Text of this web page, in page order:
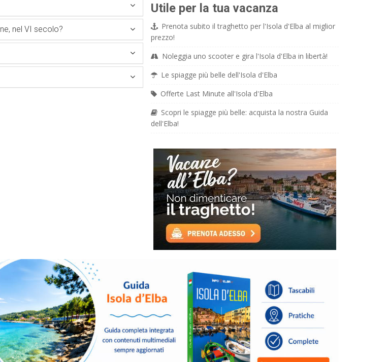
nel VI secolo?
Utile per la tua vacanza
Prenota subito il traghetto per l'Isola d'Elba al miglior
prezzo!
Noleggia uno scooter e gira l'Isola d'Elba in libertà!
Le spiagge più belle dell'Isola d'Elba
Offerte Last Minute all'Isola d'Elba
Scopri le spiagge più belle: acquista la nostra Guida
dell'Elba!